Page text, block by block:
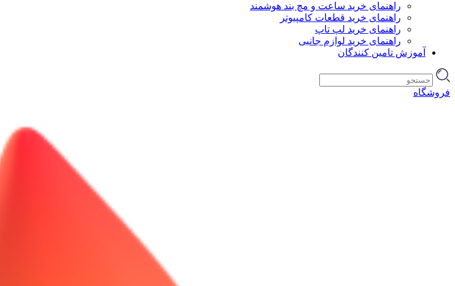
راهنمای خرید ساعت و مچ بند هوشمند
راهنمای خرید قطعات کامپیوتر
راهنمای خرید لپ تاپ
راهنمای خرید لوازم جانبی
آموزش تامین کنندگان
فروشگاه